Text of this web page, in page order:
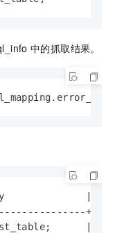
中的抓取结果。
|
|